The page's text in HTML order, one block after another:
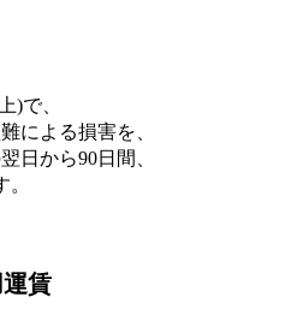
)で、
による損害を、
日から90日間、
。
賃